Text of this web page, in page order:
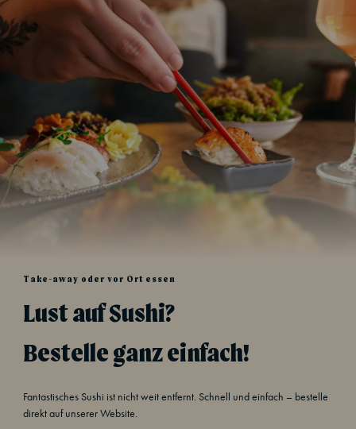
Take-away oder vor Ort essen
Lust auf Sushi?
Bestelle ganz einfach!
Fantastisches Sushi ist nicht weit entfernt. Schnell und einfach – bestelle
direkt auf unserer Website.